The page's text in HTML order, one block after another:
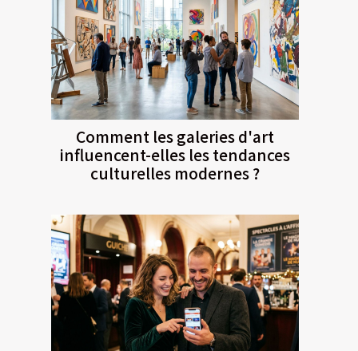
Comment les galeries d'art
influencent-elles les tendances
culturelles modernes ?